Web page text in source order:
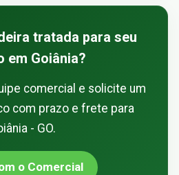
tratada para seu
em Goiânia?
comercial e solicite um
com prazo e frete para
- GO.
o Comercial